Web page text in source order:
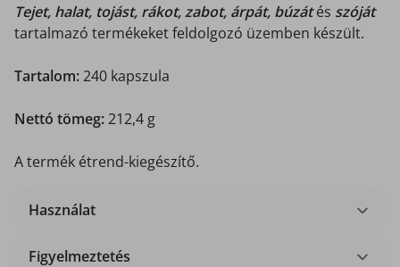
Tejet, halat, tojást, rákot, zabot, árpát, búzátés szóját
tartalmazó termékeket feldolgozó üzemben készült.
Tartalom:240 kapszula
Nettó tömeg:212,4 g
A termék étrend-kiegészítő.
Használat
Figyelmeztetés